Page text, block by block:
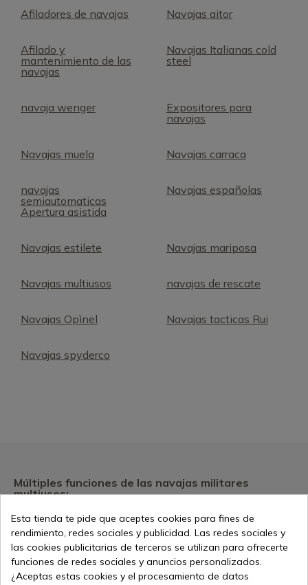
Múltiples funciones de las navajas militares
multiusos:
Nuestra navaja militar multiusos cuenta con múltiples
funciones, como hoja, sierra, abridor de botellas y latas,
destornillador, entre otras. Esto te permite llevar una sola
herramienta para cubrir diversas necesidades.
Afiladores de navajas Navajas aitor
Afilado y
mantenimiento de las
navajas
Navajas Italianas cold
steel
navaja wenger
Expositores para
navajas
Navajas muela Navajas carraca
navajas
semiautomaticas
Apertura asistida
Navajas españolas
Navajas estilete Navajas mariposa
Navajas multiusos navajas de rescate
Navajas Opìnel Navajas tacticas Rui
Navajas spyderco
Esta tienda te pide que aceptes cookies para fines de
rendimiento, redes sociales y publicidad. Las redes sociales y
las cookies publicitarias de terceros se utilizan para ofrecerte
funciones de redes sociales y anuncios personalizados.
¿Aceptas estas cookies y el procesamiento de datos